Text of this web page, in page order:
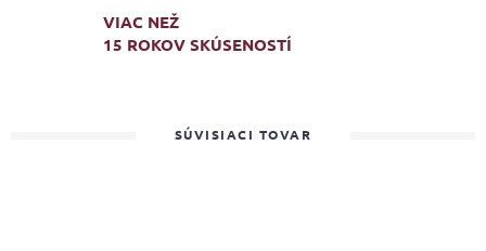
VIAC NEŽ
15 ROKOV SKÚSENOSTÍ
SÚVISIACI TOVAR